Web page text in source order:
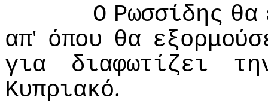
Ο Ρωσσίδης θα
απ' όπoυ θα
για
διαφωτίζει
Κυπριακό.